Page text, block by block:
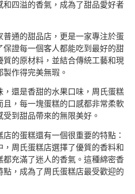
和四溢的香氣，成為了甜品愛好者
普通的甜品店，更是一家專注於蛋
保證每一個客人都能吃到最好的甜
質的原材料，並結合傳統工藝和現
作得完美無瑕。
，還是香甜的水果口味，周氏蛋糕
且，每一塊蛋糕的口感都非常柔軟
到甜品帶來的無限美好。
的蛋糕還有一個很重要的特點：
周氏蛋糕店選擇了優質的香料和
都充滿了迷人的香氣。這種綿密香
，成為了周氏蛋糕店最受歡迎的